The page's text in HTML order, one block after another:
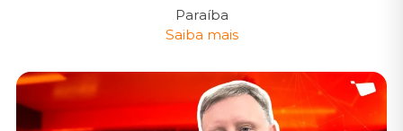
Paraíba
Saiba mais